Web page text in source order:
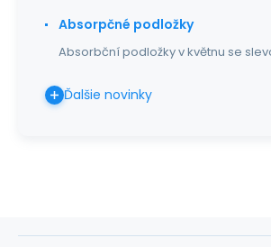
Absorpčné podložky
Absorbční podložky v květnu se
Ďalšie novinky